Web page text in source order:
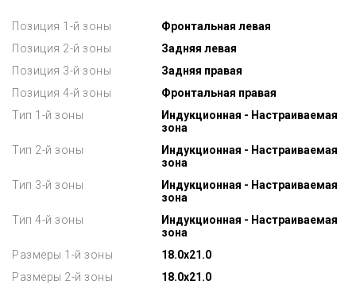
Позиция 1-й зоны
Фронтальная левая
Позиция 2-й зоны
Задняя левая
Позиция 3-й зоны
Задняя правая
Позиция 4-й зоны
Фронтальная правая
Тип 1-й зоны
Индукционная - Настраиваемая
зона
Тип 2-й зоны
Индукционная - Настраиваемая
зона
Тип 3-й зоны
Индукционная - Настраиваемая
зона
Тип 4-й зоны
Индукционная - Настраиваемая
зона
Размеры 1-й зоны
18.0x21.0
Размеры 2-й зоны
18.0x21.0